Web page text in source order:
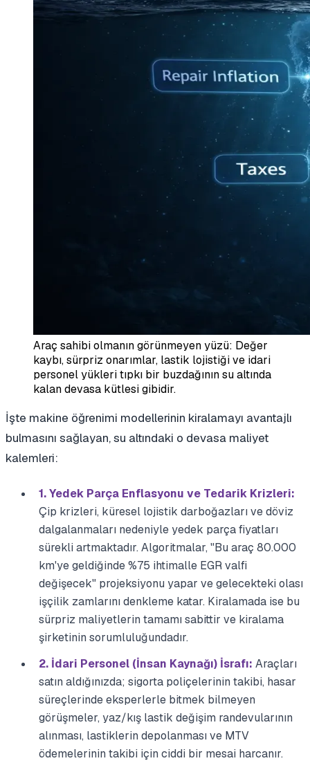
Araç sahibi olmanın görünmeyen yüzü: Değer
kaybı, sürpriz onarımlar, lastik lojistiği ve idari
personel yükleri tıpkı bir buzdağının su altında
kalan devasa kütlesi gibidir.
İşte makine öğrenimi modellerinin kiralamayı avantajlı
bulmasını sağlayan, su altındaki o devasa maliyet
kalemleri:
1. Yedek Parça Enflasyonu ve Tedarik Krizleri:
Çip krizleri, küresel lojistik darboğazları ve döviz
dalgalanmaları nedeniyle yedek parça fiyatları
sürekli artmaktadır. Algoritmalar, "Bu araç 80.000
km'ye geldiğinde %75 ihtimalle EGR valfi
değişecek" projeksiyonu yapar ve gelecekteki olası
işçilik zamlarını denkleme katar. Kiralamada ise bu
sürpriz maliyetlerin tamamı sabittir ve kiralama
şirketinin sorumluluğundadır.
2. İdari Personel (İnsan Kaynağı) İsrafı: Araçları
satın aldığınızda; sigorta poliçelerinin takibi, hasar
süreçlerinde eksperlerle bitmek bilmeyen
görüşmeler, yaz/kış lastik değişim randevularının
alınması, lastiklerin depolanması ve MTV
ödemelerinin takibi için ciddi bir mesai harcanır.